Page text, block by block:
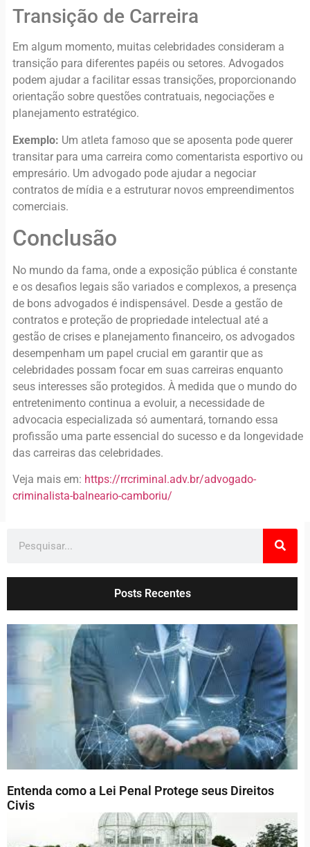
Transição de Carreira
Em algum momento, muitas celebridades consideram a
transição para diferentes papéis ou setores. Advogados
podem ajudar a facilitar essas transições, proporcionando
orientação sobre questões contratuais, negociações e
planejamento estratégico.
Exemplo: Um atleta famoso que se aposenta pode querer
transitar para uma carreira como comentarista esportivo ou
empresário. Um advogado pode ajudar a negociar
contratos de mídia e a estruturar novos empreendimentos
comerciais.
Conclusão
No mundo da fama, onde a exposição pública é constante
e os desafios legais são variados e complexos, a presença
de bons advogados é indispensável. Desde a gestão de
contratos e proteção de propriedade intelectual até a
gestão de crises e planejamento financeiro, os advogados
desempenham um papel crucial em garantir que as
celebridades possam focar em suas carreiras enquanto
seus interesses são protegidos. À medida que o mundo do
entretenimento continua a evoluir, a necessidade de
advocacia especializada só aumentará, tornando essa
profissão uma parte essencial do sucesso e da longevidade
das carreiras das celebridades.
Veja mais em: https://rrcriminal.adv.br/advogado-
criminalista-balneario-camboriu/
Posts Recentes
Entenda como a Lei Penal Protege seus Direitos
Civis